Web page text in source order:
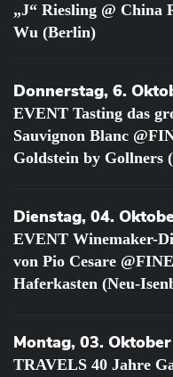
„J“ Riesling @ China
Wu (Berlin)
Donnerstag, 6.
EVENT Tasting das
Sauvignon Blanc
Goldstein by Gollners
Dienstag, 04.
EVENT Winemaker-
von Pio Cesare
Haferkasten (Neu-
Montag, 03.
TRAVELS 40 Jahre